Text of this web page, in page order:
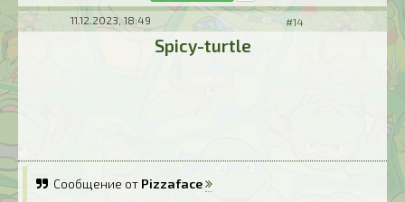
11.12.2023, 18:49 #14
Spicy-turtle
Сообщение от Pizzaface